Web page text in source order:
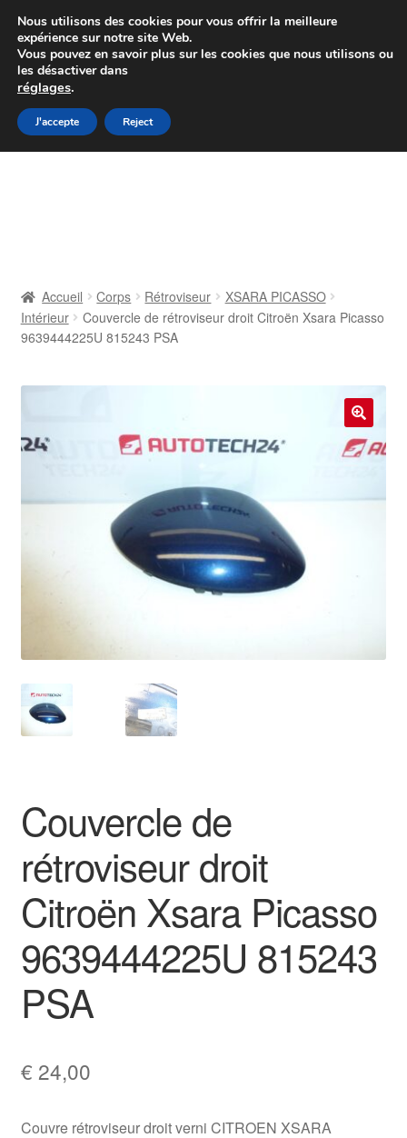
Colissimo livraison à partir de 7 EUR
Du lundi au vendredi de 9 h à 16 h
Aller
à
Aller
au
Contact
Politique de confidentialité
Procédure de Réclamation
Accueil Corps Rétroviseur
XSARA PICASSO
Intérieur
Couvercle de rétroviseur droit Citroën Xsara Picasso
9639444225U 815243 PSA
🔍
Couvercle de
rétroviseur droit
Citroën Xsara Picasso
9639444225U 815243
PSA
€ 24,00
Couvre rétroviseur droit verni CITROEN XSARA
Nous utilisons des cookies pour vous offrir la meilleure
expérience sur notre site Web.
Vous pouvez en savoir plus sur les cookies que nous utilisons ou
les désactiver dans
réglages.
J'accepte Reject